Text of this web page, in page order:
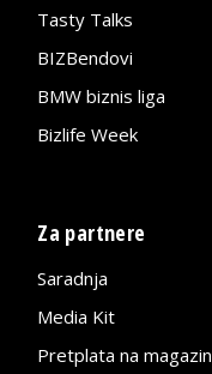
Tasty Talks
BIZBendovi
BMW biznis liga
Bizlife Week
Za partnere
Saradnja
Media Kit
Pretplata na magazin